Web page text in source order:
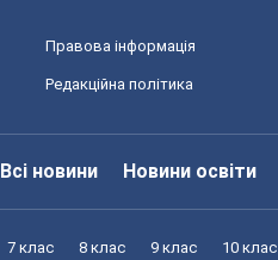
Правова інформація
Редакційна політика
Всі новини Новини освіти
7 клас 8 клас 9 клас 10 клас